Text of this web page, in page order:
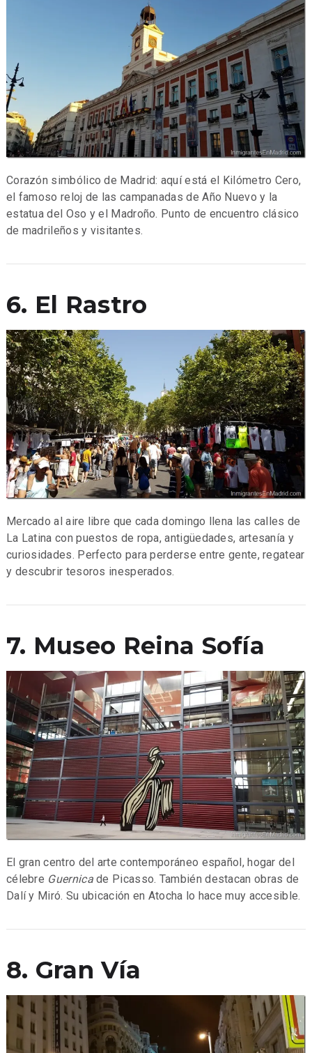
Corazón simbólico de Madrid: aquí está el Kilómetro Cero,
el famoso reloj de las campanadas de Año Nuevo y la
estatua del Oso y el Madroño. Punto de encuentro clásico
de madrileños y visitantes.
6. El Rastro
Mercado al aire libre que cada domingo llena las calles de
La Latina con puestos de ropa, antigüedades, artesanía y
curiosidades. Perfecto para perderse entre gente, regatear
y descubrir tesoros inesperados.
7. Museo Reina Sofía
El gran centro del arte contemporáneo español, hogar del
célebre Guernicade Picasso. También destacan obras de
Dalí y Miró. Su ubicación en Atocha lo hace muy accesible.
8. Gran Vía